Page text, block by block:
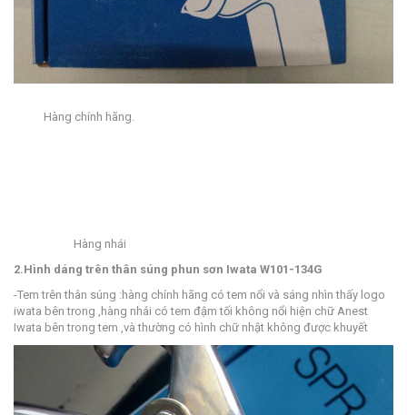
Hàng chính hãng.
Hàng nhái
2.Hình dáng trên thân súng phun sơn Iwata W101-134G
-Tem trên thân súng :hàng chính hãng có tem nổi và sáng nhìn thấy logo
iwata bên trong ,hàng nhái có tem đậm tối không nổi hiện chữ Anest
Iwata bên trong tem ,và thường có hình chữ nhật không được khuyết